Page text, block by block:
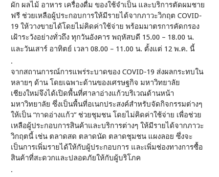
ผัก ผลไม้ อาหาร เครื่องดื่ม ของใช้จำเป็น และบริการตัดผมชาย
ฟรี ช่วยเหลือผู้ประกอบการให้มีรายได้จากภาวะวิกฤต COVID-
19 ให้วางขายได้โดยไม่คิดค่าใช้จ่าย พร้อมมาตรการคัดกรอง
เฝ้าระวังอย่างทั่วถึง ทุกวันอังคาร พฤหัสบดี 15.00 – 18.00 น.
และวันเสาร์ อาทิตย์ เวลา 08.00 – 11.00 น. ตั้งแต่ 12 พ.ค. นี้
.
จากสถานการณ์การแพร่ระบาดของ COVID-19 ส่งผลกระทบใน
หลายๆ ด้าน โดยเฉพาะด้านของเศรษฐกิจ มหาวิทยาลัย
เชียงใหม่จึงได้เปิดพื้นที่ศาลาอ่างแก้วบริเวณด้านหน้า
มหาวิทยาลัย ซึ่งเป็นพื้นที่อเนกประสงค์สำหรับจัดกิจกรรมต่างๆ
ให้เป็น “กาดอ่างแก้ว” ช่วยชุมชน โดยไม่คิดค่าใช้จ่าย เพื่อช่วย
เหลือผู้ประกอบการสินค้าและบริการต่างๆ ให้มีรายได้จากภาวะ
วิกฤตนี้ เช่น ตลาดสด ตลาดนัด ตลาดชุมชน แผงลอย ซึ่งจะ
เป็นการเพิ่มรายได้ให้กับผู้ประกอบการ และเพิ่มช่องทางการซื้อ
สินค้าที่สะดวกและปลอดภัยให้กับผู้บริโภค
.